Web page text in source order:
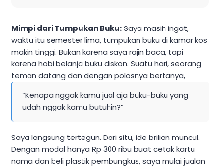
Mimpi dari Tumpukan Buku:Saya masih ingat,
waktu itu semester lima, tumpukan buku di kamar kos
makin tinggi. Bukan karena saya rajin baca, tapi
karena hobi belanja buku diskon. Suatu hari, seorang
teman datang dan dengan polosnya bertanya,
“Kenapa nggak kamu jual aja buku-buku yang
udah nggak kamu butuhin?”
Saya langsung tertegun. Dari situ, ide brilian muncul.
Dengan modal hanya Rp 300 ribu buat cetak kartu
nama dan beli plastik pembungkus, saya mulai jualan